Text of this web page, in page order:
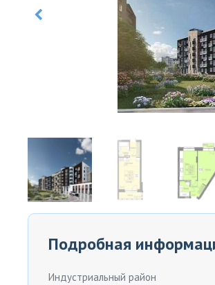
Подробная
Индустриальный район